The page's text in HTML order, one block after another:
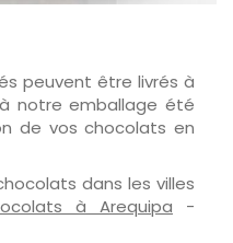
peuvent être livrés à
notre emballage été
de vos chocolats en
dans les villes
à Arequipa -